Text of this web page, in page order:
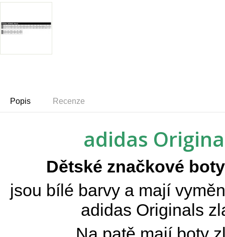
Popis Recenze
adidas
Dětské značkové
jsou bílé barvy a mají
adidas Originals